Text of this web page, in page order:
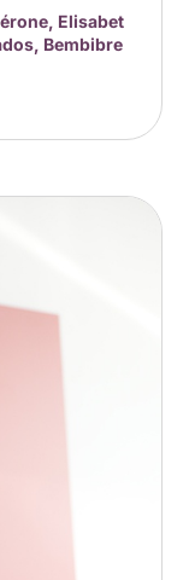
Elisabet
Bembibre